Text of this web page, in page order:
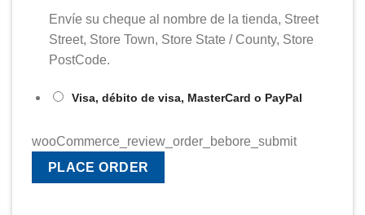
Envíe su cheque al nombre de la tienda, Street
Street, Store Town, Store State / County, Store
PostCode.
Visa, débito de visa, MasterCard o PayPal
wooCommerce_review_order_bebore_submit